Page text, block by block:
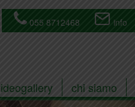
055 8712468 info
chi siamo